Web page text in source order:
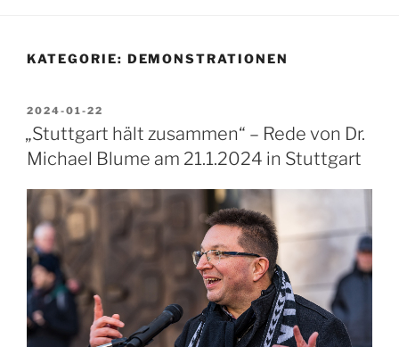
KATEGORIE: DEMONSTRATIONEN
VERÖFFENTLICHT
AM
2024-01-22
„Stuttgart hält zusammen“ – Rede von Dr.
Michael Blume am 21.1.2024 in Stuttgart